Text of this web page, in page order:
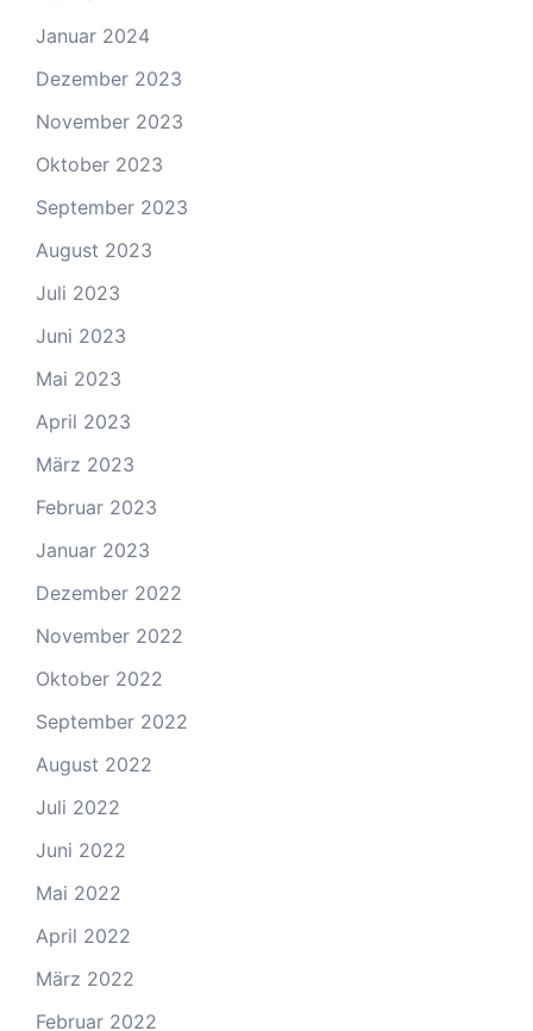
Januar 2024
Dezember 2023
November 2023
Oktober 2023
September 2023
August 2023
Juli 2023
Juni 2023
Mai 2023
April 2023
März 2023
Februar 2023
Januar 2023
Dezember 2022
November 2022
Oktober 2022
September 2022
August 2022
Juli 2022
Juni 2022
Mai 2022
April 2022
März 2022
Februar 2022